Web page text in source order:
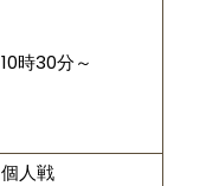
10時30分～
個人戦